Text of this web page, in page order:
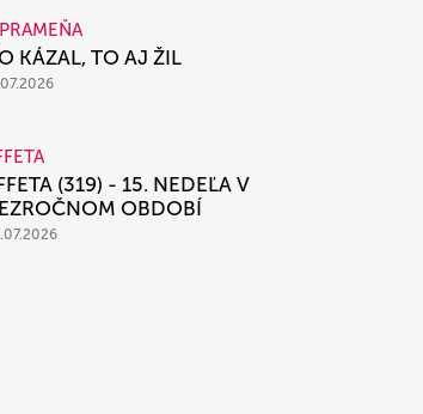
KÁZAL, TO AJ ŽIL
(319) - 15. NEDEĽA V
OBDOBÍ